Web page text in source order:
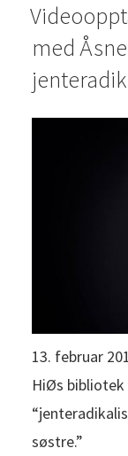
ON
med
13. februar
HiØs
søstre.”